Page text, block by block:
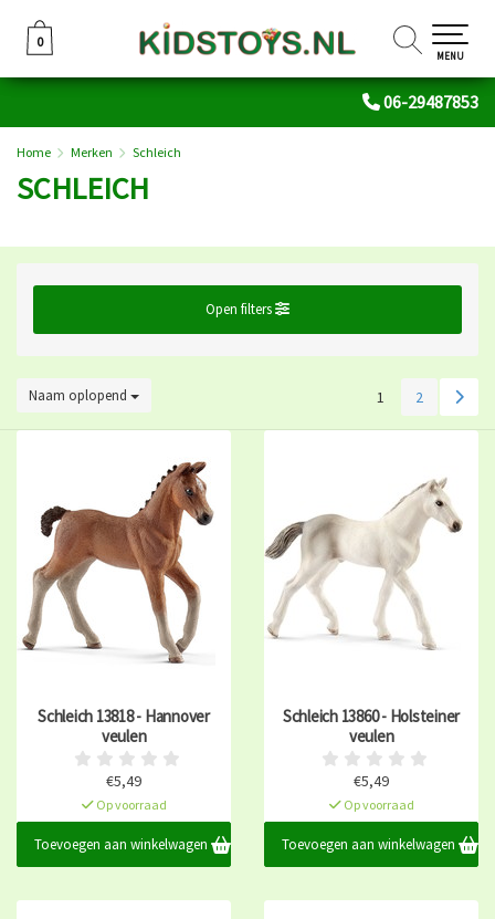
06-29487853
0
0
MENU
Home Merken Schleich
SCHLEICH
Open filters
Naam oplopend 1 2
Schleich 13818 - Hannover
veulen
€5,49
Op voorraad
Toevoegen aan winkelwagen
Schleich 13860 - Holsteiner
veulen
€5,49
Op voorraad
Toevoegen aan winkelwagen